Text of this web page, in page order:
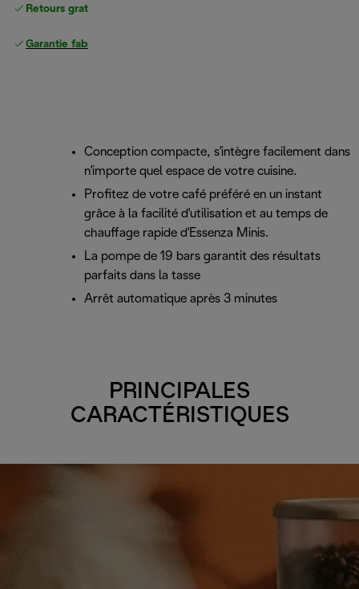
Retours gratuits
Garantie fabricant complète
Conception compacte, s'intègre facilement dans
n'importe quel espace de votre cuisine.
Profitez de votre café préféré en un instant
grâce à la facilité d'utilisation et au temps de
chauffage rapide d'Essenza Minis.
La pompe de 19 bars garantit des résultats
parfaits dans la tasse
Arrêt automatique après 3 minutes
PRINCIPALES
CARACTÉRISTIQUES